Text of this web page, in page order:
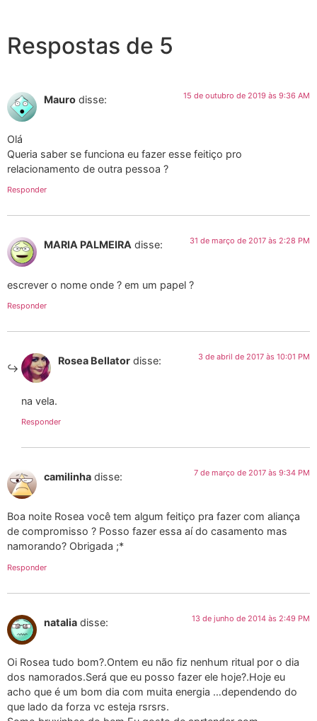
Respostas de 5
Mauro disse: 15 de outubro de 2019 às 9:36 AM
Olá
Queria saber se funciona eu fazer esse feitiço pro
relacionamento de outra pessoa ?
Responder
MARIA PALMEIRA disse: 31 de março de 2017 às 2:28 PM
escrever o nome onde ? em um papel ?
Responder
Rosea Bellator disse: 3 de abril de 2017 às 10:01 PM
na vela.
Responder
camilinha disse: 7 de março de 2017 às 9:34 PM
Boa noite Rosea você tem algum feitiço pra fazer com aliança
de compromisso ? Posso fazer essa aí do casamento mas
namorando? Obrigada ;*
Responder
natalia disse: 13 de junho de 2014 às 2:49 PM
Oi Rosea tudo bom?.Ontem eu não fiz nenhum ritual por o dia
dos namorados.Será que eu posso fazer ele hoje?.Hoje eu
acho que é um bom dia com muita energia …dependendo do
que lado da forza vc esteja rsrsrs.